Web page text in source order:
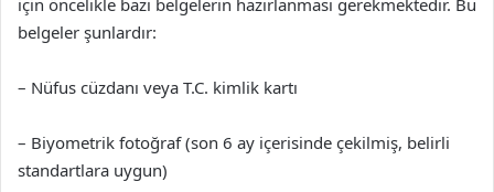
için öncelikle bazı belgelerin hazırlanması gerekmektedir. Bu
belgeler şunlardır:
– Nüfus cüzdanı veya T.C. kimlik kartı
– Biyometrik fotoğraf (son 6 ay içerisinde çekilmiş, belirli
standartlara uygun)